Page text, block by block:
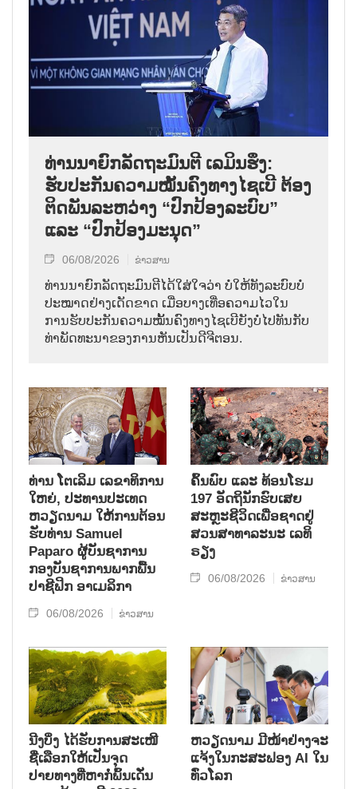
ທ່ານນາຍົກລັດຖະມົນຕີ ເລມິນຮຶງ:
ຮັບປະກັນຄວາມໝັ້ນຄົງທາງໄຊເບີ ຕ້ອງ
ຕິດພັນລະຫວ່າງ “ປົກປ້ອງລະບົບ”
ແລະ “ປົກປ້ອງມະນຸດ”
06/08/2026 ຂ່າວສານ
ທ່ານນາຍົກລັດຖະມົນຕີໄດ້ໃສ່ໃຈວ່າ ບໍ່ໃຫ້ທັງລະບົບບໍ່
ປະໝາດຢ່າງເດັດຂາດ ເມື່ອບາງເທື່ອຄວາມໄວໃນ
ການຮັບປະກັນຄວາມໝັ້ນຄົງທາງໄຊເບີຍັງບໍ່ໄປທັນກັບ
ທ່າພັດທະນາຂອງການຫັນເປັນດີຈີຕອນ.
ທ່ານ ໂຕ​ເລິມ ເລ​ຂາ​ທິ​ການ​
ໃຫຍ່, ປະ​ທານ​ປະ​ເທດ ​
ຫວຽດ​ນາມ ໃຫ້​ການ​ຕ້ອນ​
ຮັບ​ທ່ານ Samuel
Paparo ຜູ້​ບັນ​ຊາ​ການ
ກອງ​ບັນ​ຊາ​ການພາກ​ພື້ນ​
ປາ​ຊີ​ຟິກ ອາ​ເມ​ລິ​ກາ
06/08/2026 ຂ່າວສານ
ຄົ້ນ​ພົບ ແລະ ທ້ອນ​ໂຮມ
197 ອັດ​ຖິ​ນັກ​ຮົບ​ເສຍ​
ສະຫຼະ​ຊີ​ວິດ​ເພື່ອ​ຊາດ​ຢູ່​
ສວນ​ສາ​ທາ​ລະ​ນະ ເລ​ທິ​
ຣຽງ
06/08/2026 ຂ່າວສານ
ນີງບິ່ງ ໄດ້ຮັບການສະເໜີ
ຊື່ເລືອກໃຫ້ເປັນຈຸດ
ປາຍທາງທີ່ຫາກໍ່ພົ້ນເດັ່ນ
ຫວຽດນາມ ມີໜ້າຢ່າງຈະ
ແຈ້ງໃນກະສະຟອງ AI ໃນ
ທົ່ວໂລກ